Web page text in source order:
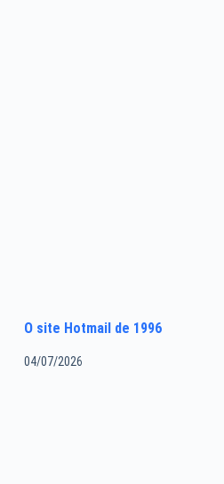
O site Hotmail de 1996
04/07/2026